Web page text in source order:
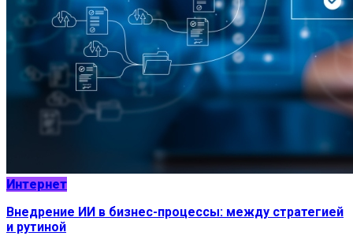
Интернет
Внедрение ИИ в бизнес-процессы: между стратегией
и рутиной